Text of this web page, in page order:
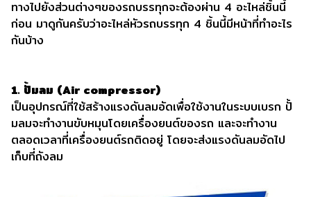
ทางไปยังส่วนต่างๆของรถบรรทุกจะต้องผ่าน 4 อะไหล่ชิ้นนี้
ก่อน มาดูกันครับว่าอะไหล่หัวรถบรรทุก 4 ชิ้นนี้มีหน้าที่ทำอะไร
กันบ้าง
1. ปั้มลม (Air compressor)
เป็นอุปกรณ์ที่ใช้สร้างแรงดันลมอัดเพื่อใช้งานในระบบเบรก ปั้
มลมจะทำงานขับหมุนโดยเครื่องยนต์ของรถ และจะทำงาน
ตลอดเวลาที่เครื่องยนต์รถติดอยู่ โดยจะส่งแรงดันลมอัดไป
เก็บที่ถังลม